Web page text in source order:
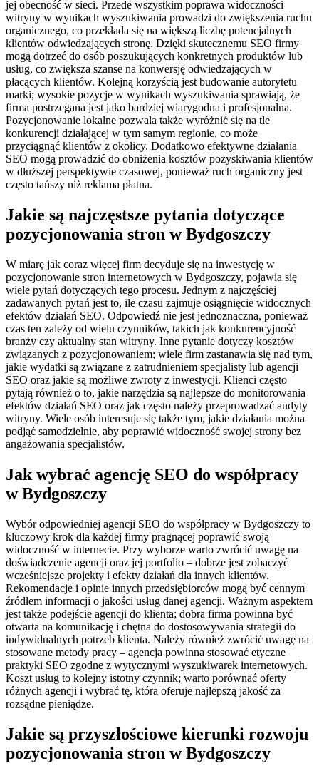
jej obecność w sieci. Przede wszystkim poprawa widoczności
witryny w wynikach wyszukiwania prowadzi do zwiększenia ruchu
organicznego, co przekłada się na większą liczbę potencjalnych
klientów odwiedzających stronę. Dzięki skutecznemu SEO firmy
mogą dotrzeć do osób poszukujących konkretnych produktów lub
usług, co zwiększa szanse na konwersję odwiedzających w
płacących klientów. Kolejną korzyścią jest budowanie autorytetu
marki; wysokie pozycje w wynikach wyszukiwania sprawiają, że
firma postrzegana jest jako bardziej wiarygodna i profesjonalna.
Pozycjonowanie lokalne pozwala także wyróżnić się na tle
konkurencji działającej w tym samym regionie, co może
przyciągnąć klientów z okolicy. Dodatkowo efektywne działania
SEO mogą prowadzić do obniżenia kosztów pozyskiwania klientów
w dłuższej perspektywie czasowej, ponieważ ruch organiczny jest
często tańszy niż reklama płatna.
Jakie są najczęstsze pytania dotyczące
pozycjonowania stron w Bydgoszczy
W miarę jak coraz więcej firm decyduje się na inwestycję w
pozycjonowanie stron internetowych w Bydgoszczy, pojawia się
wiele pytań dotyczących tego procesu. Jednym z najczęściej
zadawanych pytań jest to, ile czasu zajmuje osiągnięcie widocznych
efektów działań SEO. Odpowiedź nie jest jednoznaczna, ponieważ
czas ten zależy od wielu czynników, takich jak konkurencyjność
branży czy aktualny stan witryny. Inne pytanie dotyczy kosztów
związanych z pozycjonowaniem; wiele firm zastanawia się nad tym,
jakie wydatki są związane z zatrudnieniem specjalisty lub agencji
SEO oraz jakie są możliwe zwroty z inwestycji. Klienci często
pytają również o to, jakie narzędzia są najlepsze do monitorowania
efektów działań SEO oraz jak często należy przeprowadzać audyty
witryny. Wiele osób interesuje się także tym, jakie działania można
podjąć samodzielnie, aby poprawić widoczność swojej strony bez
angażowania specjalistów.
Jak wybrać agencję SEO do współpracy
w Bydgoszczy
Wybór odpowiedniej agencji SEO do współpracy w Bydgoszczy to
kluczowy krok dla każdej firmy pragnącej poprawić swoją
widoczność w internecie. Przy wyborze warto zwrócić uwagę na
doświadczenie agencji oraz jej portfolio – dobrze jest zobaczyć
wcześniejsze projekty i efekty działań dla innych klientów.
Rekomendacje i opinie innych przedsiębiorców mogą być cennym
źródłem informacji o jakości usług danej agencji. Ważnym aspektem
jest także podejście agencji do klienta; dobra firma powinna być
otwarta na komunikację i chętna do dostosowywania strategii do
indywidualnych potrzeb klienta. Należy również zwrócić uwagę na
stosowane metody pracy – agencja powinna stosować etyczne
praktyki SEO zgodne z wytycznymi wyszukiwarek internetowych.
Koszt usług to kolejny istotny czynnik; warto porównać oferty
różnych agencji i wybrać tę, która oferuje najlepszą jakość za
rozsądne pieniądze.
Jakie są przyszłościowe kierunki rozwoju
pozycjonowania stron w Bydgoszczy